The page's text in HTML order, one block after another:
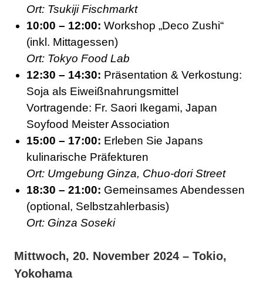
Ort: Tsukiji Fischmarkt
10:00 – 12:00: Workshop „Deco Zushi“
(inkl. Mittagessen)
Ort: Tokyo Food Lab
12:30 – 14:30: Präsentation & Verkostung:
Soja als Eiweißnahrungsmittel
Vortragende: Fr. Saori Ikegami, Japan
Soyfood Meister Association
15:00 – 17:00: Erleben Sie Japans
kulinarische Präfekturen
Ort: Umgebung Ginza, Chuo-dori Street
18:30 – 21:00: Gemeinsames Abendessen
(optional, Selbstzahlerbasis)
Ort: Ginza Soseki
Mittwoch, 20. November 2024 – Tokio,
Yokohama